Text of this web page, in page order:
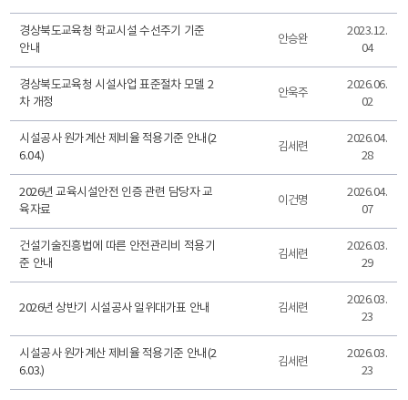
경상북도교육청 학교시설 수선주기 기준
안내
안승완
2023.12.
04
경상북도교육청 시설사업 표준절차 모델 2
차 개정
안욱주
2026.06.
02
시설공사 원가계산 제비율 적용기준 안내(2
6.04.)
김세련
2026.04.
28
2026년 교육시설안전 인증 관련 담당자 교
육자료
이건명
2026.04.
07
건설기술진흥법에 따른 안전관리비 적용기
준 안내
김세련
2026.03.
29
2026년 상반기 시설공사 일위대가표 안내 김세련
2026.03.
23
시설공사 원가계산 제비율 적용기준 안내(2
6.03.)
김세련
2026.03.
23